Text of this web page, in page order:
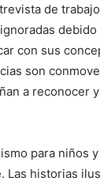
de
debido
con sus
son
a reconocer
para niños
Las historias